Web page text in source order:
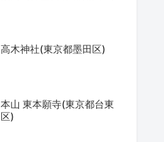
高木神社(東京都墨田区)
本山 東本願寺(東京都台東
区)